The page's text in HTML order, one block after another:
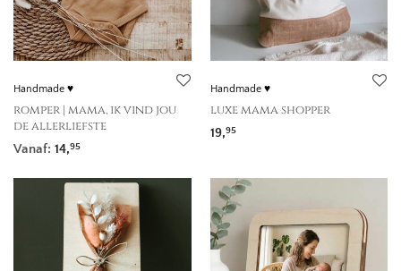
Handmade ♥
romper | mama, ik vind jou
de allerliefste
Vanaf: 14,95
Handmade ♥
luxe mama shopper
19,95